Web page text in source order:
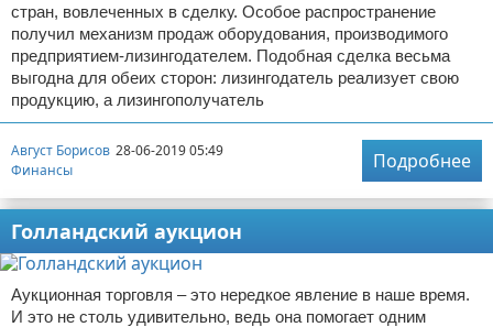
стран, вовлеченных в сделку. Особое распространение
получил механизм продаж оборудования, производимого
предприятием-лизингодателем. Подобная сделка весьма
выгодна для обеих сторон: лизингодатель реализует свою
продукцию, а лизингополучатель
Август Борисов 28-06-2019 05:49
Финансы
Подробнее
Голландский аукцион
Аукционная торговля – это нередкое явление в наше время.
И это не столь удивительно, ведь она помогает одним